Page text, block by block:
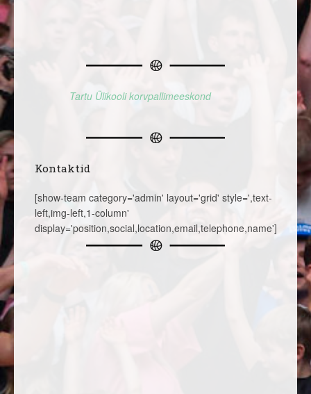
Tartu Ülikooli korvpallimeeskond
Kontaktid
[show-team category='admin' layout='grid' style=',text-
left,img-left,1-column'
display='position,social,location,email,telephone,name']